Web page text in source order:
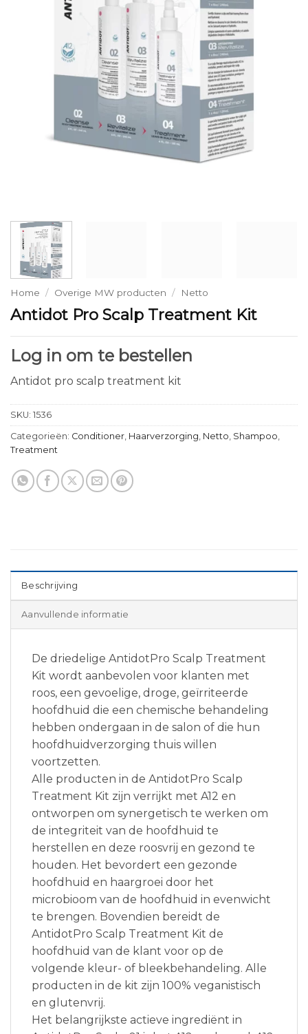
Home / Overige MW producten / Netto
Antidot Pro Scalp Treatment Kit
Log in om te bestellen
Antidot pro scalp treatment kit
SKU: 1536
Categorieën: Conditioner, Haarverzorging, Netto, Shampoo,
Treatment
Beschrijving
Aanvullende informatie
De driedelige AntidotPro Scalp Treatment
Kit wordt aanbevolen voor klanten met
roos, een gevoelige, droge, geïrriteerde
hoofdhuid die een chemische behandeling
hebben ondergaan in de salon of die hun
hoofdhuidverzorging thuis willen
voortzetten.
Alle producten in de AntidotPro Scalp
Treatment Kit zijn verrijkt met A12 en
ontworpen om synergetisch te werken om
de integriteit van de hoofdhuid te
herstellen en deze roosvrij en gezond te
houden. Het bevordert een gezonde
hoofdhuid en haargroei door het
microbioom van de hoofdhuid in evenwicht
te brengen. Bovendien bereidt de
AntidotPro Scalp Treatment Kit de
hoofdhuid van de klant voor op de
volgende kleur- of bleekbehandeling. Alle
producten in de kit zijn 100% veganistisch
en glutenvrij.
Het belangrijkste actieve ingrediënt in